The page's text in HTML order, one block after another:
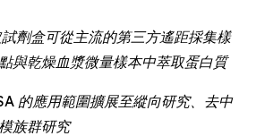
劑盒可從主流的第三方遙距採集樣
與乾燥血漿微量樣本中萃取蛋白質
的應用範圍擴展至縱向研究、去中
族群研究